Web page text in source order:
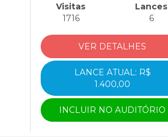
Visitas
1716
Lances
6
VER DETALHES
LANCE ATUAL: R$
1.400,00
INCLUIR NO AUDITÓRIO